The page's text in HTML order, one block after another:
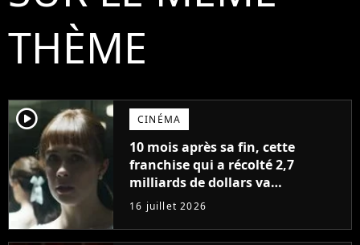
THÈME
player2 CINÉMA
10 mois après sa fin, cette
franchise qui a récolté 2,7
milliards de dollars va
finalement revenir en 2027 avec
un nouveau film... sans ses
acteurs
16 juillet 2026